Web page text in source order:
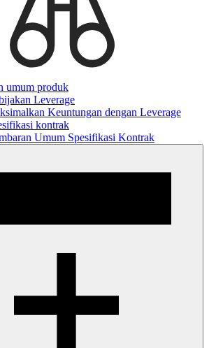
umum produk
Leverage
Keuntungan dengan Leverage
kontrak
Umum Spesifikasi Kontrak